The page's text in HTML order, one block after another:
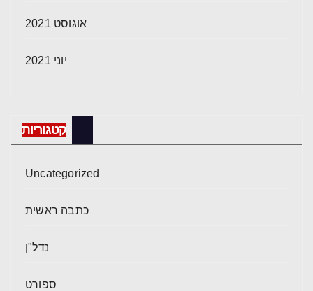
אוגוסט 2021
יוני 2021
קטגוריות
Uncategorized
כתבה ראשית
נדל"ן
ספורט